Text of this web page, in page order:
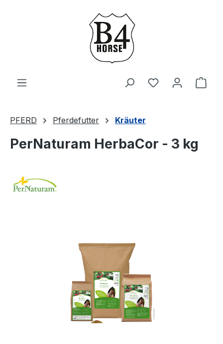
Zum Hauptinhalt springen
Du hast 0
PFERD Pferdefutter Kräuter
PerNaturam HerbaCor - 3 kg